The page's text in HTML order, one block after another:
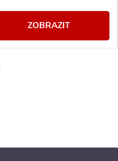
ZOBRAZIT